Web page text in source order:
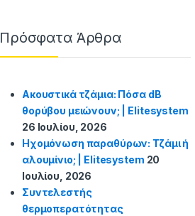
Πρόσφατα Άρθρα
Ακουστικά τζάμια: Πόσα dB
θορύβου μειώνουν; | Elitesystem
26 Ιουλίου, 2026
Ηχομόνωση παραθύρων: Τζάμι ή
αλουμίνιο; | Elitesystem 20
Ιουλίου, 2026
Συντελεστής
θερμοπερατότητας